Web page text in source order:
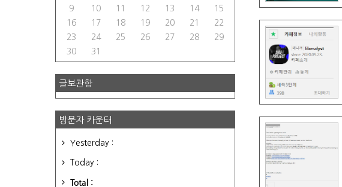
9
10 11 12 13 14
15
16
17 18 19 20 21
22
23
24 25 26 27 28
29
30
31
글보관함
방문자 카운터
Yesterday :
Today :
Total :